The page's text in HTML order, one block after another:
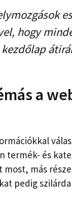
hogy
a
termék- és
most, más
pedig